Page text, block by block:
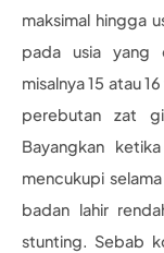
maksimal hingga
pada usia yang
misalnya 15 atau
perebutan zat
Bayangkan
mencukupi
badan lahir
stunting. Sebab